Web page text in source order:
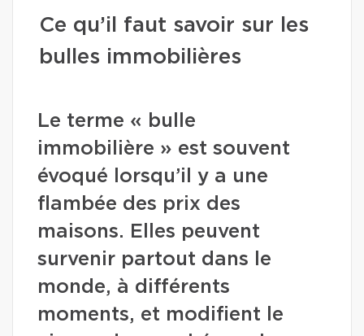
Ce qu’il faut savoir sur les
bulles immobilières
Le terme « bulle
immobilière » est souvent
évoqué lorsqu’il y a une
flambée des prix des
maisons. Elles peuvent
survenir partout dans le
monde, à différents
moments, et modifient le